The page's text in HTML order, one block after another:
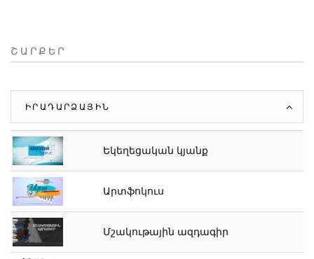
ՇԱՐՔԵՐ
ԻՐԱԴԱՐՁԱՅԻՆ
Եկեղեցական կյանք
Արտֆոկուս
Մշակութային ազդագիր